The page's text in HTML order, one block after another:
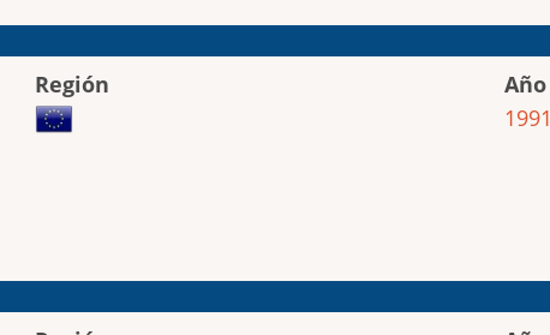
Región
Año
1991